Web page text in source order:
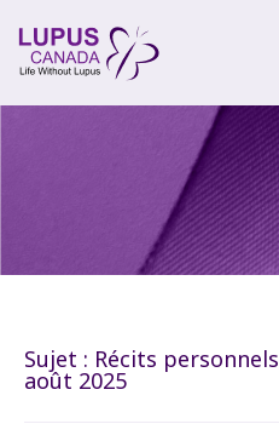
Sujet : Récits personnels
août 2025